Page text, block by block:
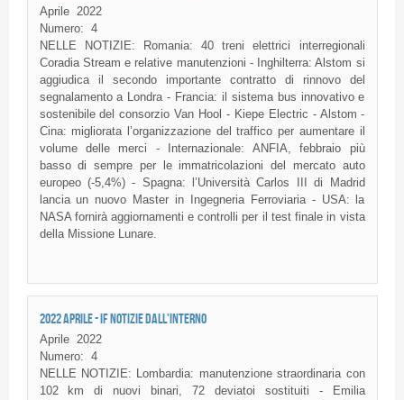
Aprile
2022
Numero: 4
NELLE NOTIZIE: Romania: 40 treni elettrici interregionali
Coradia Stream e relative manutenzioni - Inghilterra: Alstom si
aggiudica il secondo importante contratto di rinnovo del
segnalamento a Londra - Francia: il sistema bus innovativo e
sostenibile del consorzio Van Hool - Kiepe Electric - Alstom -
Cina: migliorata l’organizzazione del traffico per aumentare il
volume delle merci - Internazionale: ANFIA, febbraio più
basso di sempre per le immatricolazioni del mercato auto
europeo (-5,4%) - Spagna: l’Università Carlos III di Madrid
lancia un nuovo Master in Ingegneria Ferroviaria - USA: la
NASA fornirà aggiornamenti e controlli per il test finale in vista
della Missione Lunare.
2022 APRILE - IF NOTIZIE DALL'INTERNO
Aprile 2022
Numero: 4
NELLE NOTIZIE: Lombardia: manutenzione straordinaria con
102 km di nuovi binari, 72 deviatoi sostituiti - Emilia